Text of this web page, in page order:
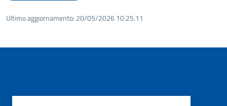
Ultimo aggiornamento: 20/05/2026 10:25.11